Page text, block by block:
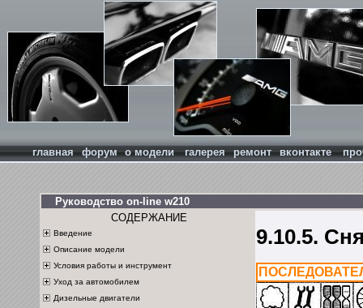
главная форум о модели галерея ремонт вконтакте
Руководство on-line w210
СОДЕРЖАНИЕ
Введение
Описание модели
Условия работы и инструмент
Уход за автомобилем
Дизельные двигатели
9.10.5.